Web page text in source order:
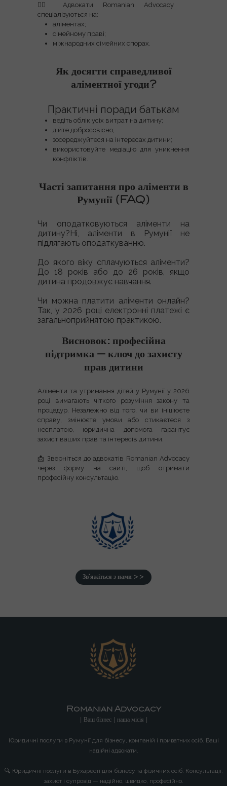
Зв’яжіться з нами >>
👩‍⚖️Адвокати Romanian Advocacy
спеціалізуються на:
аліментах;
сімейному праві;
міжнародних сімейних спорах.
Як досягти справедливої
аліментної угоди?
Практичні поради батькам
ведіть облік усіх витрат на дитину;
дійте добросовісно;
зосереджуйтеся на інтересах дитини;
використовуйте медіацію для уникнення
конфліктів.
Часті запитання про аліменти в
Румунії (FAQ)
Чи оподатковуються аліменти на
дитину?Ні, аліменти в Румунії не
підлягають оподаткуванню.
До якого віку сплачуються аліменти?
До 18 років або до 26 років, якщо
дитина продовжує навчання.
Чи можна платити аліменти онлайн?
Так, у 2026 році електронні платежі є
загальноприйнятою практикою.
Висновок: професійна
підтримка — ключ до захисту
прав дитини
Аліменти та утримання дітей у Румунії у 2026
році вимагають чіткого розуміння закону та
процедур. Незалежно від того, чи ви ініціюєте
справу, змінюєте умови або стикаєтеся з
несплатою, юридична допомога гарантує
захист ваших прав та інтересів дитини.
📩 Зверніться до адвокатів Romanian Advocacy
через форму на сайті, щоб отримати
професійну консультацію.
Romanian Advocacy
| Ваш бізнес | наша місія |
Юридичні послуги в Румунії для бізнесу, компаній і приватних осіб. Ваші
надійні адвокати.
🔍 Юридичні послуги в Бухаресті для бізнесу та фізичних осіб. Консультації,
захист і супровід — надійно, швидко, професійно.